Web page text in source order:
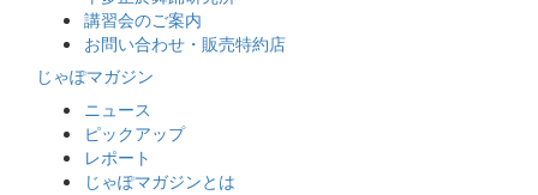
講習会のご案内
お問い合わせ・販売特約店
じゃぽマガジン
ニュース
ピックアップ
レポート
じゃぽマガジンとは